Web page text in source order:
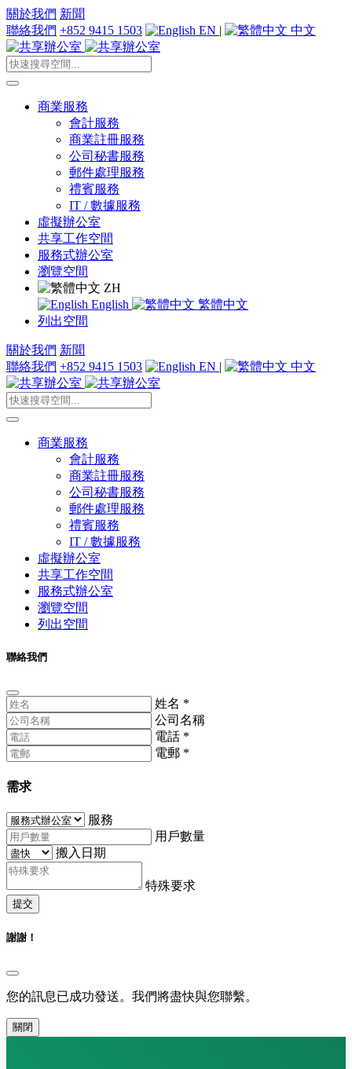
關於我們 新聞
聯絡我們 +852 9415 1503 EN | 中文
商業服務
會計服務
商業註冊服務
公司秘書服務
郵件處理服務
禮賓服務
IT / 數據服務
虛擬辦公室
共享工作空間
服務式辦公室
瀏覽空間
ZH
English
繁體中文
列出空間
關於我們 新聞
聯絡我們 +852 9415 1503 EN | 中文
商業服務
會計服務
商業註冊服務
公司秘書服務
郵件處理服務
禮賓服務
IT / 數據服務
虛擬辦公室
共享工作空間
服務式辦公室
瀏覽空間
列出空間
聯絡我們
姓名 *
公司名稱
電話 *
電郵 *
需求
服務
用戶數量
搬入日期
特殊要求
提交
謝謝！
您的訊息已成功發送。我們將盡快與您聯繫。
關閉